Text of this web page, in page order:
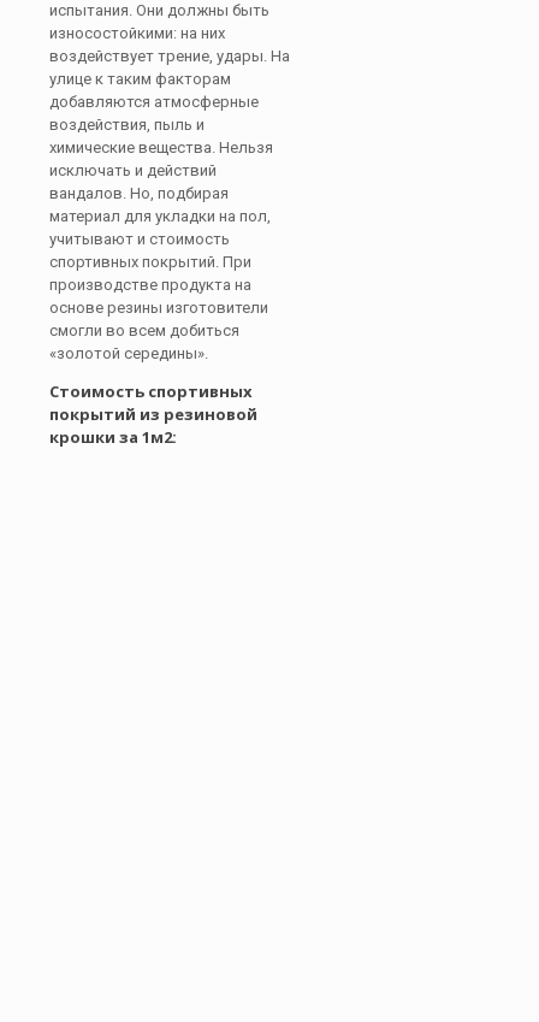
испытания. Они должны быть
износостойкими: на них
воздействует трение, удары. На
улице к таким факторам
добавляются атмосферные
воздействия, пыль и
химические вещества. Нельзя
исключать и действий
вандалов. Но, подбирая
материал для укладки на пол,
учитывают и стоимость
спортивных покрытий. При
производстве продукта на
основе резины изготовители
смогли во всем добиться
«золотой середины».
Стоимость спортивных
покрытий из резиновой
крошки за 1м2: